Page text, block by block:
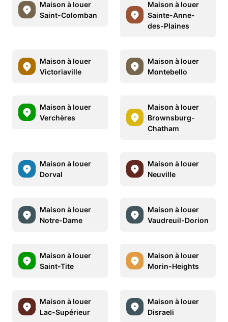
Maison à louer
Saint-Colomban
Maison à louer
Sainte-Anne-
des-Plaines
Maison à louer
Victoriaville
Maison à louer
Montebello
Maison à louer
Verchères
Maison à louer
Brownsburg-
Chatham
Maison à louer
Dorval
Maison à louer
Neuville
Maison à louer
Notre-Dame
Maison à louer
Vaudreuil-Dorion
Maison à louer
Saint-Tite
Maison à louer
Morin-Heights
Maison à louer
Lac-Supérieur
Maison à louer
Disraeli